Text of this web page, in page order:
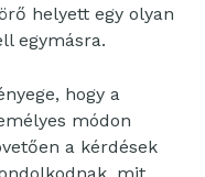
helyett egy olyan
egymásra.
hogy a
módon
a kérdések